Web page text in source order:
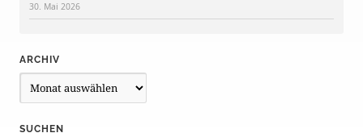
30. Mai 2026
ARCHIV
r
SUCHEN